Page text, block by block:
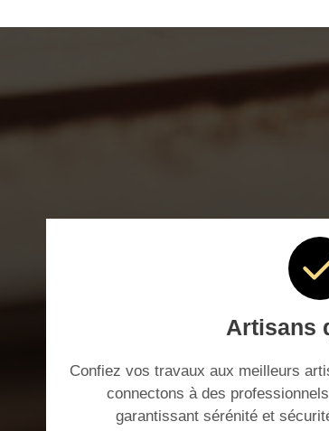
Artisans
Confiez vos travaux aux meilleurs
connectons à des
garantissant sérénité et